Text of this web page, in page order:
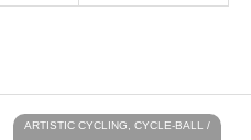
ARTISTIC CYCLING, CYCLE-BALL /